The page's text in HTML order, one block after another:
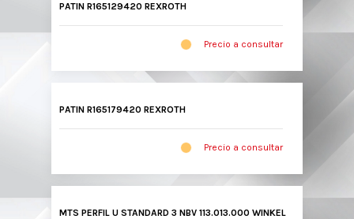
PATIN R165129420 REXROTH
Precio a consultar
PATIN R165179420 REXROTH
Precio a consultar
MTS PERFIL U STANDARD 3 NBV 113.013.000 WINKEL